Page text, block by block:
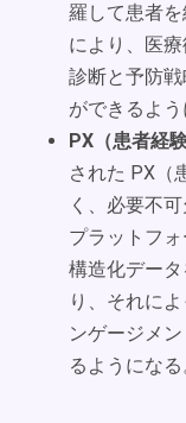
羅して患者
により、医
診断と予防
ができるよう
PX（患者経
された PX（
く、必要不
プラットフ
構造化デー
り、それに
ンゲージメ
るようになる